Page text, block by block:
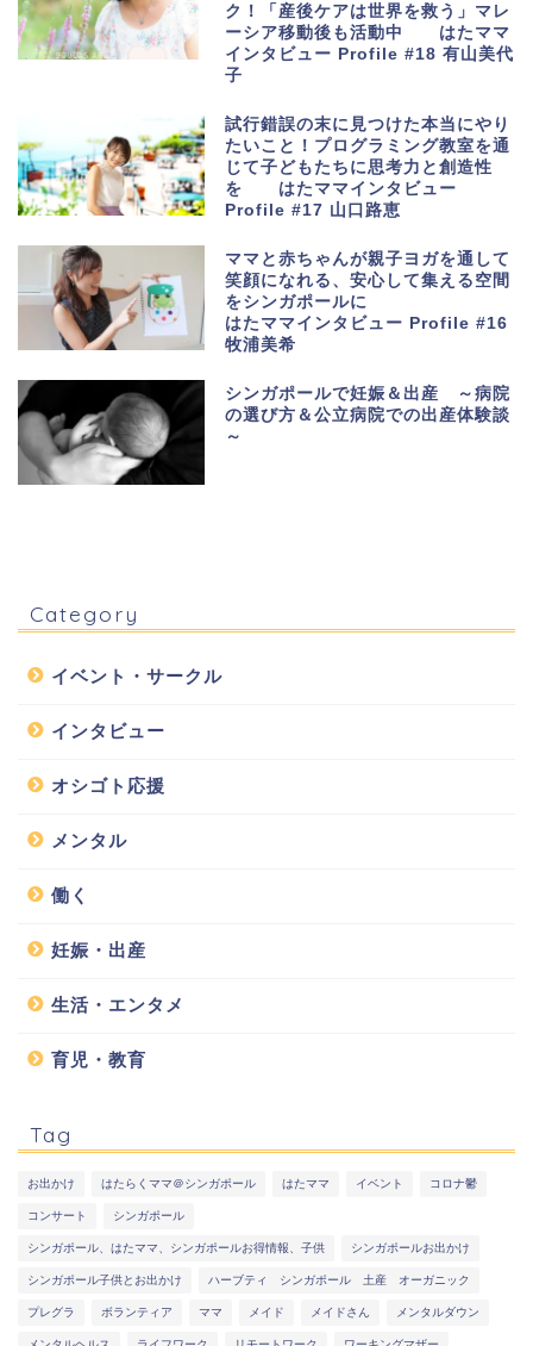
ク！「産後ケアは世界を救う」マレ
ーシア移動後も活動中 はたママ
インタビュー Profile #18 有山美代
子
試行錯誤の末に見つけた本当にやり
たいこと！プログラミング教室を通
じて子どもたちに思考力と創造性
を はたママインタビュー
Profile #17 山口路恵
ママと赤ちゃんが親子ヨガを通して
笑顔になれる、安心して集える空間
をシンガポールに
はたママインタビュー Profile #16
牧浦美希
シンガポールで妊娠＆出産 ～病院
の選び方＆公立病院での出産体験談
～
Category
イベント・サークル
インタビュー
オシゴト応援
メンタル
働く
妊娠・出産
生活・エンタメ
育児・教育
Tag
お出かけ はたらくママ＠シンガポール はたママ イベント コロナ鬱
コンサート シンガポール
シンガポール、はたママ、シンガポールお得情報、子供 シンガポールお出かけ
シンガポール子供とお出かけ ハーブティ シンガポール 土産 オーガニック
プレグラ ボランティア ママ メイド メイドさん メンタルダウン